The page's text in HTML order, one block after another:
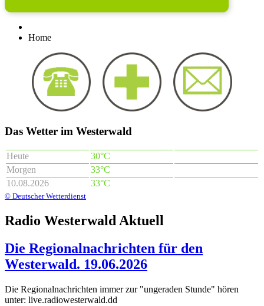
Home
Das Wetter im Westerwald
Heute
30°C
Morgen
33°C
10.08.2026
33°C
© Deutscher Wetterdienst
Radio Westerwald Aktuell
Die Regionalnachrichten für den
Westerwald. 19.06.2026
Die Regionalnachrichten immer zur "ungeraden Stunde" hören
unter: live.radiowesterwald.dd